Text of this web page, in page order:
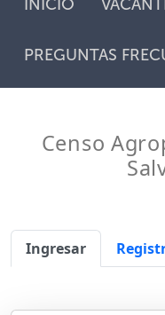
INICIO
PREGUNTAS
Censo
Ingresar